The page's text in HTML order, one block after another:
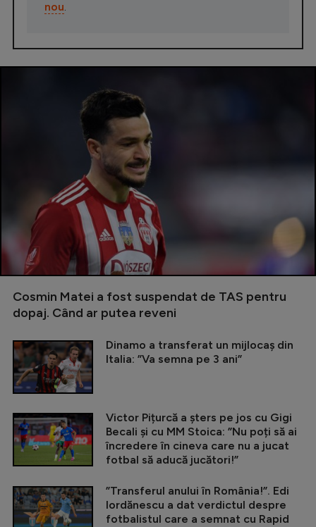
nou
Cosmin Matei a fost suspendat de TAS pentru
dopaj. Când ar putea reveni
Dinamo a transferat un mijlocaș din
Italia: ”Va semna pe 3 ani”
Victor Pițurcă a șters pe jos cu Gigi
Becali și cu MM Stoica: ”Nu poți să ai
încredere în cineva care nu a jucat
fotbal să aducă jucători!”
”Transferul anului în România!”. Edi
Iordănescu a dat verdictul despre
fotbalistul care a semnat cu Rapid